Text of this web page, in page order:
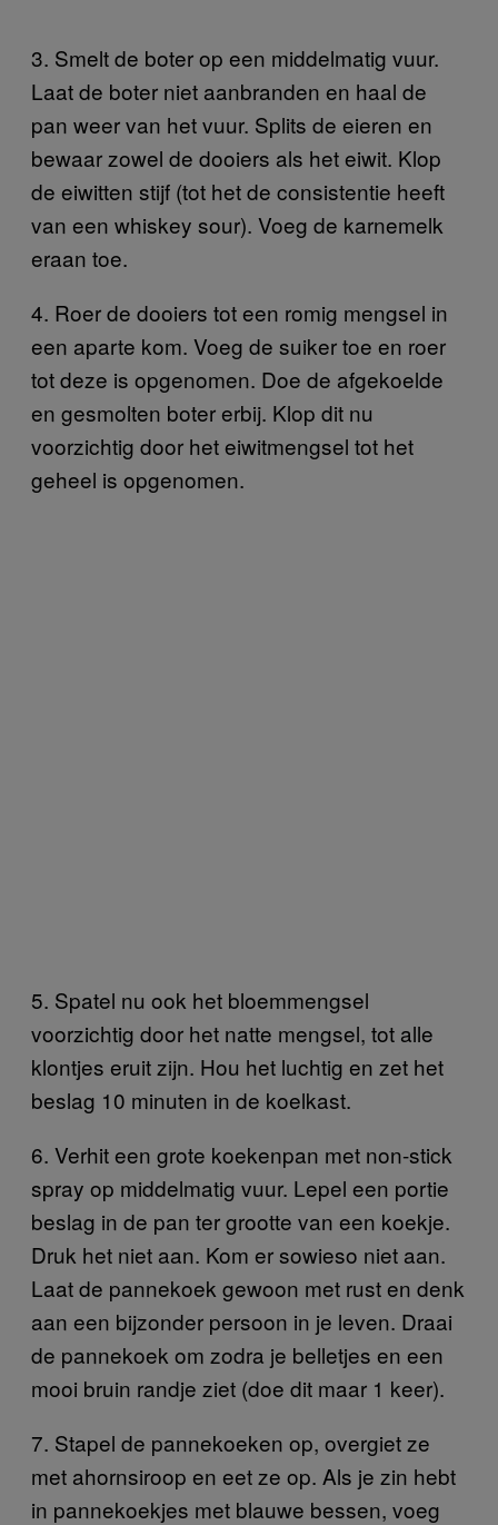
3. Smelt de boter op een middelmatig vuur.
Laat de boter niet aanbranden en haal de
pan weer van het vuur. Splits de eieren en
bewaar zowel de dooiers als het eiwit. Klop
de eiwitten stijf (tot het de consistentie heeft
van een whiskey sour). Voeg de karnemelk
eraan toe.
4. Roer de dooiers tot een romig mengsel in
een aparte kom. Voeg de suiker toe en roer
tot deze is opgenomen. Doe de afgekoelde
en gesmolten boter erbij. Klop dit nu
voorzichtig door het eiwitmengsel tot het
geheel is opgenomen.
5. Spatel nu ook het bloemmengsel
voorzichtig door het natte mengsel, tot alle
klontjes eruit zijn. Hou het luchtig en zet het
beslag 10 minuten in de koelkast.
6. Verhit een grote koekenpan met non-stick
spray op middelmatig vuur. Lepel een portie
beslag in de pan ter grootte van een koekje.
Druk het niet aan. Kom er sowieso niet aan.
Laat de pannekoek gewoon met rust en denk
aan een bijzonder persoon in je leven. Draai
de pannekoek om zodra je belletjes en een
mooi bruin randje ziet (doe dit maar 1 keer).
7. Stapel de pannekoeken op, overgiet ze
met ahornsiroop en eet ze op. Als je zin hebt
in pannekoekjes met blauwe bessen, voeg